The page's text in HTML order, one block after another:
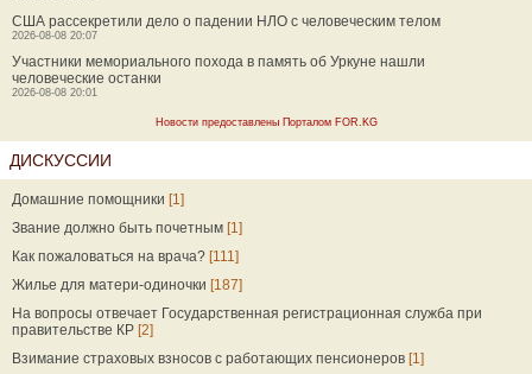
США рассекретили дело о падении НЛО с человеческим телом
2026-08-08 20:07
Участники мемориального похода в память об Уркуне нашли
человеческие останки
2026-08-08 20:01
Новости предоставлены Порталом FOR.KG
ДИСКУССИИ
Домашние помощники [1]
Звание должно быть почетным [1]
Как пожаловаться на врача? [111]
Жилье для матери-одиночки [187]
На вопросы отвечает Государственная регистрационная служба при
правительстве КР [2]
Взимание страховых взносов с работающих пенсионеров [1]